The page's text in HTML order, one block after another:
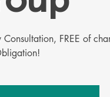
FREE of